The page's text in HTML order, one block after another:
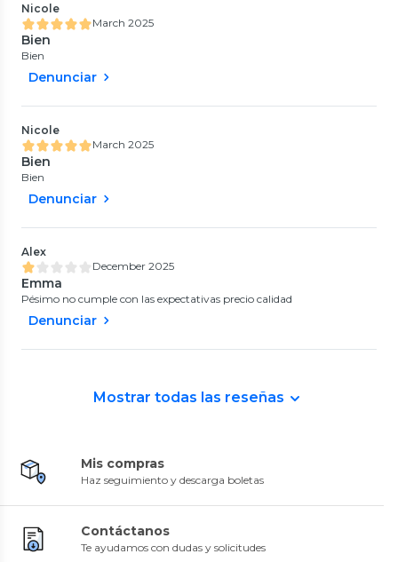
Nicole
March 2025
Bien
Bien
Denunciar
Nicole
March 2025
Bien
Bien
Denunciar
Alex
December 2025
Emma
Pésimo no cumple con las expectativas precio calidad
Denunciar
Mostrar todas las reseñas
Mis compras
Haz seguimiento y descarga boletas
Contáctanos
Te ayudamos con dudas y solicitudes